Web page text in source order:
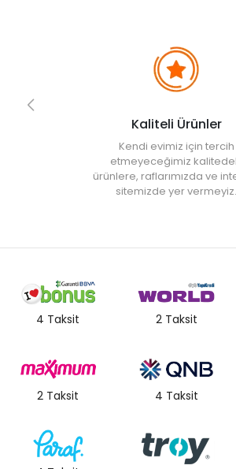
Kaliteli Ürünler
Kendi evimiz için tercih
etmeyeceğimiz
ürünlere, raflarımızda ve
sitemizde yer vermeyiz.
4 Taksit 2 Taksit
2 Taksit 4 Taksit